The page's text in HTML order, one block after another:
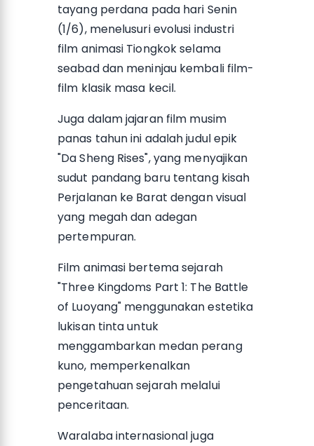
tayang perdana pada hari Senin
(1/6), menelusuri evolusi industri
film animasi Tiongkok selama
seabad dan meninjau kembali film-
film klasik masa kecil.
Juga dalam jajaran film musim
panas tahun ini adalah judul epik
"Da Sheng Rises", yang menyajikan
sudut pandang baru tentang kisah
Perjalanan ke Barat dengan visual
yang megah dan adegan
pertempuran.
Film animasi bertema sejarah
"Three Kingdoms Part 1: The Battle
of Luoyang" menggunakan estetika
lukisan tinta untuk
menggambarkan medan perang
kuno, memperkenalkan
pengetahuan sejarah melalui
penceritaan.
Waralaba internasional juga